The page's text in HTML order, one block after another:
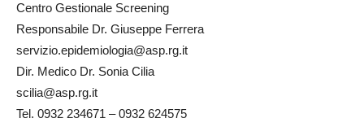
Centro Gestionale Screening
Responsabile Dr. Giuseppe Ferrera
servizio.epidemiologia@asp.rg.it
Dir. Medico Dr. Sonia Cilia
scilia@asp.rg.it
Tel. 0932 234671 – 0932 624575